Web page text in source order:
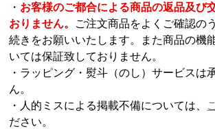
・ お客様のご都合による商品の返品及び
おりません。 ご注文商品をよくご確認の
続きをお願いいたします。また商品の機
いては保証致しておりません。
・ラッピング・熨斗（のし）サービスは
ん。
・人的ミスによる掲載不備については、
ださい。